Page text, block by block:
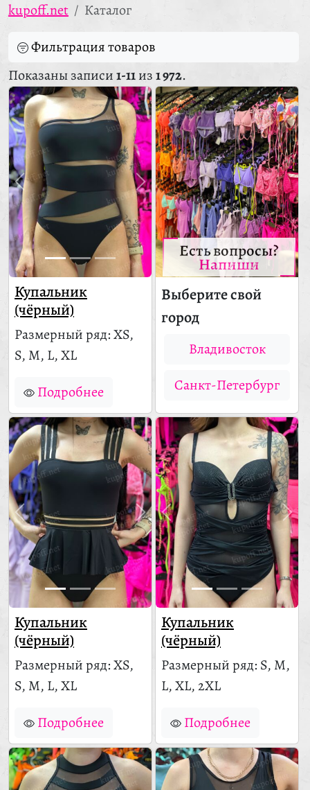
kupoff.net
Каталог
Фильтрация товаров
Показаны записи1-11из1 972.
Есть вопросы?
Напиши
Выберите свой
город
Владивосток
Санкт-Петербург
Купальник
(чёрный)
Размерный ряд: XS,
S, M, L, XL
Подробнее
Купальник
(чёрный)
Размерный ряд: XS,
S, M, L, XL
Подробнее
Купальник
(чёрный)
Размерный ряд: S, M,
L, XL, 2XL
Подробнее